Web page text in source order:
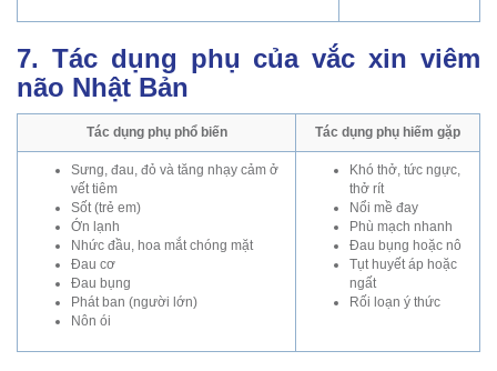
7. Tác dụng phụ của vắc xin viêm
não Nhật Bản
Tác dụng phụ phổ biến Tác dụng phụ hiếm gặp
Sưng, đau, đỏ và tăng nhạy cảm ở
vết tiêm
Sốt (trẻ em)
Ớn lạnh
Nhức đầu, hoa mắt chóng mặt
Đau cơ
Đau bụng
Phát ban (người lớn)
Nôn ói
Khó thở, tức ngực,
thở rít
Nổi mề đay
Phù mạch nhanh
Đau bụng hoặc nô
Tụt huyết áp hoặc
ngất
Rối loạn ý thức